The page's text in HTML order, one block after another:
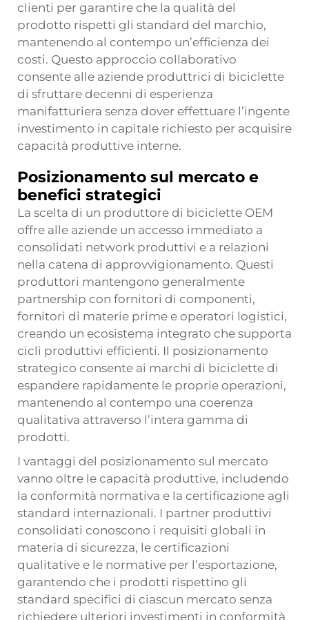
clienti per garantire che la qualità del
prodotto rispetti gli standard del marchio,
mantenendo al contempo un’efficienza dei
costi. Questo approccio collaborativo
consente alle aziende produttrici di biciclette
di sfruttare decenni di esperienza
manifatturiera senza dover effettuare l’ingente
investimento in capitale richiesto per acquisire
capacità produttive interne.
Posizionamento sul mercato e
benefici strategici
La scelta di un produttore di biciclette OEM
offre alle aziende un accesso immediato a
consolidati network produttivi e a relazioni
nella catena di approvvigionamento. Questi
produttori mantengono generalmente
partnership con fornitori di componenti,
fornitori di materie prime e operatori logistici,
creando un ecosistema integrato che supporta
cicli produttivi efficienti. Il posizionamento
strategico consente ai marchi di biciclette di
espandere rapidamente le proprie operazioni,
mantenendo al contempo una coerenza
qualitativa attraverso l’intera gamma di
prodotti.
I vantaggi del posizionamento sul mercato
vanno oltre le capacità produttive, includendo
la conformità normativa e la certificazione agli
standard internazionali. I partner produttivi
consolidati conoscono i requisiti globali in
materia di sicurezza, le certificazioni
qualitative e le normative per l’esportazione,
garantendo che i prodotti rispettino gli
standard specifici di ciascun mercato senza
richiedere ulteriori investimenti in conformità